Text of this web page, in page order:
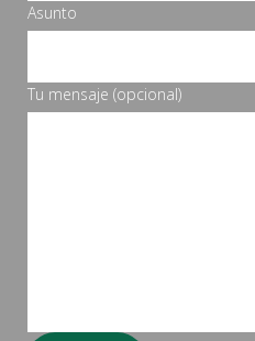
Asunto
Tu mensaje (opcional)